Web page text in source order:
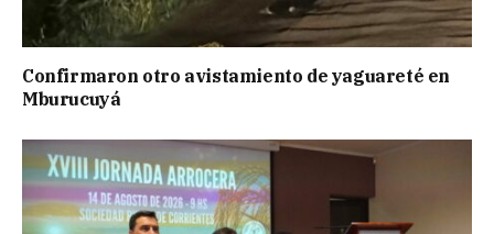
Confirmaron otro avistamiento de yaguareté en
Mburucuyá